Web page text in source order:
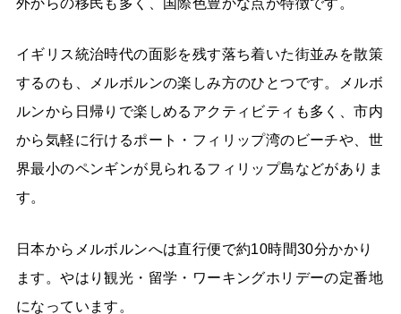
イギリス統治時代の面影を残す落ち着いた街並みを散策
するのも、メルボルンの楽しみ方のひとつです。メルボ
ルンから日帰りで楽しめるアクティビティも多く、市内
から気軽に行けるポート・フィリップ湾のビーチや、世
界最小のペンギンが見られるフィリップ島などがありま
す。
日本からメルボルンへは直行便で約10時間30分かかり
ます。やはり観光・留学・ワーキングホリデーの定番地
になっています。